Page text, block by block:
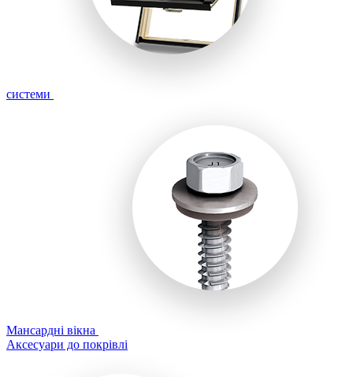
системи
Мансардні вікна
Аксесуари до покрівлі